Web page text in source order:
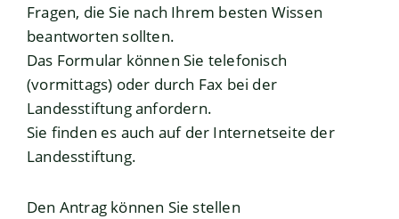
Fragen, die Sie nach Ihrem besten Wissen
beantworten sollten.
Das Formular können Sie telefonisch
(vormittags) oder durch Fax bei der
Landesstiftung anfordern.
Sie finden es auch auf der Internetseite der
Landesstiftung.
Den Antrag können Sie stellen